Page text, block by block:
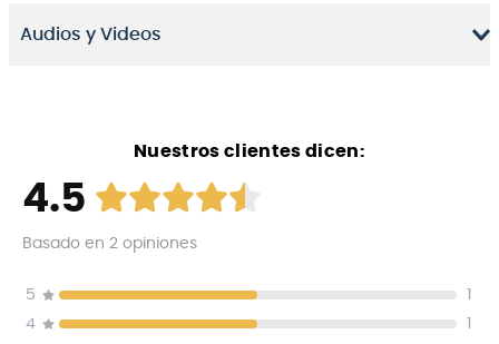
Audios y Videos
Nuestros clientes dicen:
4.5
Basado en 2 opiniones
5
4